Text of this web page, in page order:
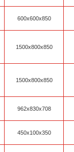
600х600х850
1500х800х850
1500х800х850
962x830x708
450x100x350